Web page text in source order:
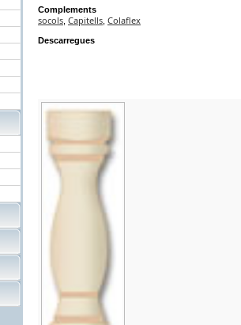
Complements
socols Capitells Colaflex
Descarregues